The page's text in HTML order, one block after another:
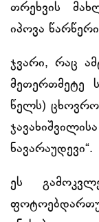
თრეხვის
იპოვა
ჯვარი, რაც
მეთერთმეტე
წელს)
ნავარაუდევი“.
ეს